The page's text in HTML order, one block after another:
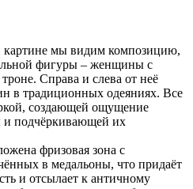
картине мы видим композицию,
фигуры – женщины с
Справа и слева от неё
в традиционных одеяниях. Все
создающей ощущение
и подчёркивающей их
фризовая зона с
в медальоны, что придаёт
и отсылает к античному